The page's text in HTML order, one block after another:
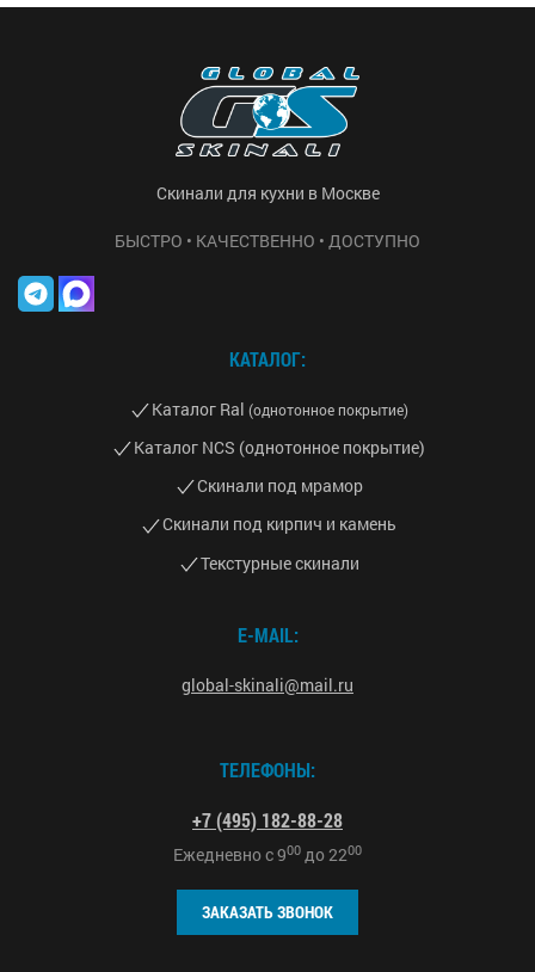
Скинали для кухни в Москве
БЫСТРО • КАЧЕСТВЕННО • ДОСТУПНО
КАТАЛОГ:
Каталог Ral (однотонное покрытие)
Каталог NCS (однотонное покрытие)
Скинали под мрамор
Скинали под кирпич и камень
Текстурные скинали
E-MAIL:
global-skinali@mail.ru
ТЕЛЕФОНЫ:
+7 (495) 182-88-28
Ежедневно с900 до2200
ЗАКАЗАТЬ ЗВОНОК